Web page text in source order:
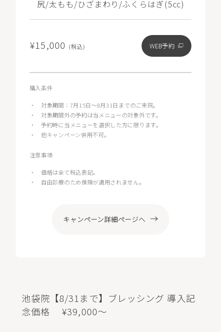
尻/太もも/ひざまわり/ふくらはぎ(5㏄)
¥15,000 (税込) WEB予約
購入条件
・ 対象期間：7月15日～8月31日までのご来院。
・ 対象期間外の予約は当メニューの対象外です。
・予約時に当メニューを選択した方に限ります。
・他キャンペーン併用不可。
注意事項
・価格は全て税込表記。
・
自由診療のため保険が適用されません。
キャンペーン詳細ページへ
池袋院【8/31まで】ブレッシング 導入記
念価格 ¥39,000～